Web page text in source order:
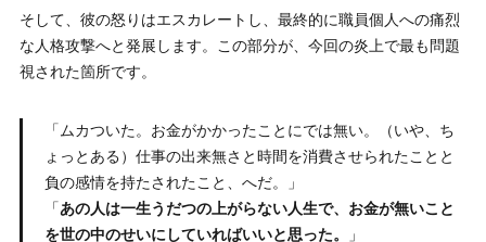
そして、彼の怒りはエスカレートし、最終的に職員個人への痛烈
な人格攻撃へと発展します。この部分が、今回の炎上で最も問題
視された箇所です。
「ムカついた。お金がかかったことにでは無い。（いや、ち
ょっとある）仕事の出来無さと時間を消費させられたことと
負の感情を持たされたこと、へだ。」
「 あの人は一生うだつの上がらない人生で、お金が無いこと
を世の中のせいにしていればいいと思った。
」